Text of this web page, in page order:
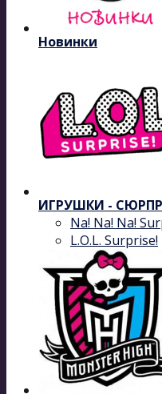
Новинки
ИГРУШКИ -
Na! Na! Na!
L.O.L. Surprise!